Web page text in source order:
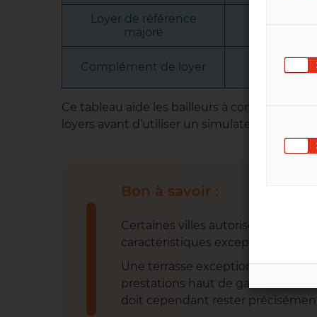
Loyer de référence
majoré
Complément de loyer
Ajout
Ce tableau aide les bailleurs à comprendre
loyers avant d’utiliser un simulateur loyer
Bon à savoir :
Certaines villes autorisent un
caractéristiques exceptionnelles !
Une terrasse exceptionnelle, une
prestations haut de gamme
doit cependant rester